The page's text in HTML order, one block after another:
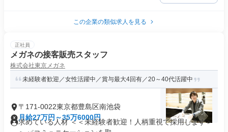
この企業の類似求人を見る
正社員
メガネの接客販売スタッフ
株式会社東京メガネ
未経験者歓迎／女性活躍中／賞与最大4回有／20～40代活躍中
〒171-0022東京都豊島区南池袋
月給27万円～35万6000円
求めている人材 ＜＜未経験者歓迎！人柄重視で採用します＞